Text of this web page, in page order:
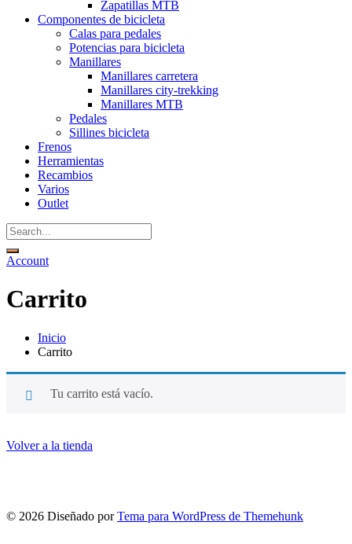
Zapatillas MTB
Componentes de bicicleta
Calas para pedales
Potencias para bicicleta
Manillares
Manillares carretera
Manillares city-trekking
Manillares MTB
Pedales
Sillines bicicleta
Frenos
Herramientas
Recambios
Varios
Outlet
Account
Carrito
Inicio
Carrito
Tu carrito está vacío.
Volver a la tienda
© 2026 Diseñado por Tema para WordPress de Themehunk